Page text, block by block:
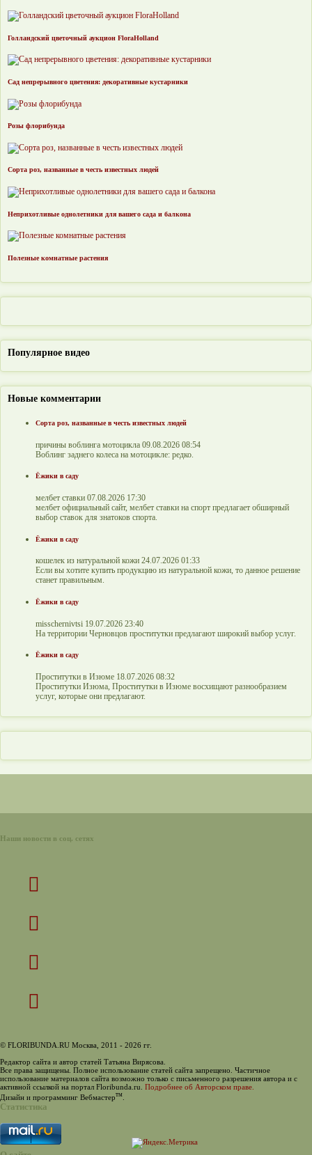
Голландский цветочный аукцион FloraHolland
Сад непрерывного цветения: декоративные кустарники
Розы флорибунда
Сорта роз, названные в честь известных людей
Неприхотливые однолетники для вашего сада и балкона
Полезные комнатные растения
Популярное видео
Новые комментарии
Сорта роз, названные в честь известных людей
причины воблинга мотоцикла 09.08.2026 08:54
Воблинг заднего колеса на мотоцикле: редко.
Ёжики в саду
мелбет ставки 07.08.2026 17:30
мелбет официальный сайт, мелбет ставки на спорт предлагает обширный
выбор ставок для знатоков спорта.
Ёжики в саду
кошелек из натуральной кожи 24.07.2026 01:33
Если вы хотите купить продукцию из натуральной кожи, то данное решение
станет правильным.
Ёжики в саду
misschernivtsi 19.07.2026 23:40
На территории Черновцов проститутки предлагают широкий выбор услуг.
Ёжики в саду
Проститутки в Изюме 18.07.2026 08:32
Проститутки Изюма, Проститутки в Изюме восхищают разнообразием
услуг, которые они предлагают.
Наши новости в соц. сетях
© FLORIBUNDA.RU Москва, 2011 - 2026 гг.
Редактор сайта и автор статей Татьяна Вирясова.
Все права защищены. Полное использование статей сайта запрещено. Частичное
использование материалов сайта возможно только с письменного разрешения автора и с
активной ссылкой на портал Floribunda.ru. Подробнее об Авторском праве.
Дизайн и программинг Вебмастертм
Статистика